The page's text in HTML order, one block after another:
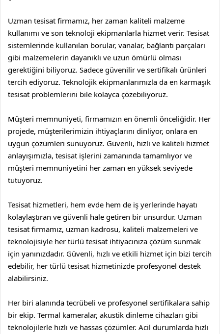
Uzman tesisat firmamız, her zaman kaliteli malzeme
kullanımı ve son teknoloji ekipmanlarla hizmet verir. Tesisat
sistemlerinde kullanılan borular, vanalar, bağlantı parçaları
gibi malzemelerin dayanıklı ve uzun ömürlü olması
gerektiğini biliyoruz. Sadece güvenilir ve sertifikalı ürünleri
tercih ediyoruz. Teknolojik ekipmanlarımızla da en karmaşık
tesisat problemlerini bile kolayca çözebiliyoruz.
Müşteri memnuniyeti, firmamızın en önemli önceliğidir. Her
projede, müşterilerimizin ihtiyaçlarını dinliyor, onlara en
uygun çözümleri sunuyoruz. Güvenli, hızlı ve kaliteli hizmet
anlayışımızla, tesisat işlerini zamanında tamamlıyor ve
müşteri memnuniyetini her zaman en yüksek seviyede
tutuyoruz.
Tesisat hizmetleri, hem evde hem de iş yerlerinde hayatı
kolaylaştıran ve güvenli hale getiren bir unsurdur. Uzman
tesisat firmamız, uzman kadrosu, kaliteli malzemeleri ve
teknolojisiyle her türlü tesisat ihtiyacınıza çözüm sunmak
için yanınızdadır. Güvenli, hızlı ve etkili hizmet için bizi tercih
edebilir, her türlü tesisat hizmetinizde profesyonel destek
alabilirsiniz.
Her biri alanında tecrübeli ve profesyonel sertifikalara sahip
bir ekip. Termal kameralar, akustik dinleme cihazları gibi
teknolojilerle hızlı ve hassas çözümler. Acil durumlarda hızlı